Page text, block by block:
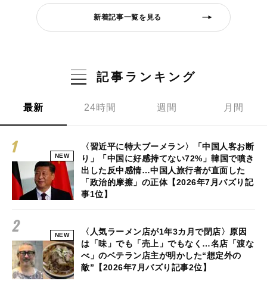
新着記事一覧を見る
記事ランキング
最新 24時間 週間 月間
NEW
〈習近平に特大ブーメラン〉「中国人客お断
り」「中国に好感持てない72%」韓国で噴き
出した反中感情…中国人旅行者が直面した
「政治的摩擦」の正体【2026年7月バズり記
事1位】
NEW
〈人気ラーメン店が1年3カ月で閉店〉原因
は「味」でも「売上」でもなく…名店「渡な
べ」のベテラン店主が明かした“想定外の
敵”【2026年7月バズり記事2位】